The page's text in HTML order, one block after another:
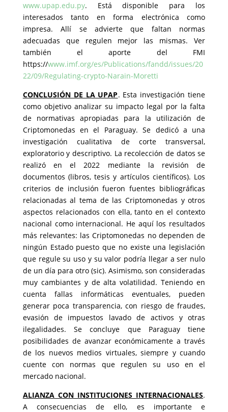
www.upap.edu.py. Está disponible para los
interesados tanto en forma electrónica como
impresa. Allí se advierte que faltan normas
adecuadas que regulen mejor las mismas. Ver
también el aporte del FMI
https://www.imf.org/es/Publications/fandd/issues/20
22/09/Regulating-crypto-Narain-Moretti
CONCLUSIÓN DE LA UPAP. Esta investigación tiene
como objetivo analizar su impacto legal por la falta
de normativas apropiadas para la utilización de
Criptomonedas en el Paraguay. Se dedicó a una
investigación cualitativa de corte transversal,
exploratorio y descriptivo. La recolección de datos se
realizó en el 2022 mediante la revisión de
documentos (libros, tesis y artículos científicos). Los
criterios de inclusión fueron fuentes bibliográficas
relacionadas al tema de las Criptomonedas y otros
aspectos relacionados con ella, tanto en el contexto
nacional como internacional. He aquí los resultados
más relevantes: las Criptomonedas no dependen de
ningún Estado puesto que no existe una legislación
que regule su uso y su valor podría llegar a ser nulo
de un día para otro (sic). Asimismo, son consideradas
muy cambiantes y de alta volatilidad. Teniendo en
cuenta fallas informáticas eventuales, pueden
generar poca transparencia, con riesgo de fraudes,
evasión de impuestos lavado de activos y otras
ilegalidades. Se concluye que Paraguay tiene
posibilidades de avanzar económicamente a través
de los nuevos medios virtuales, siempre y cuando
cuente con normas que regulen su uso en el
mercado nacional.
ALIANZA CON INSTITUCIONES INTERNACIONALES.
A consecuencias de ello, es importante e